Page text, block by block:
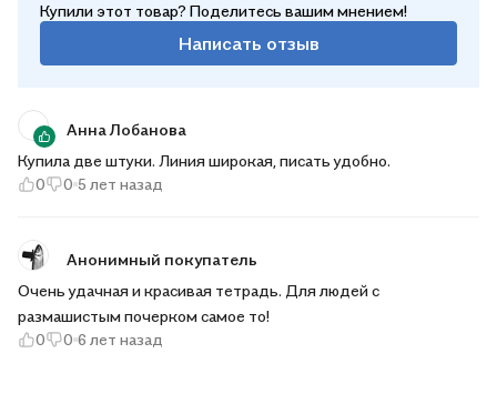
Купили этот товар? Поделитесь вашим мнением!
Написать отзыв
Анна Лобанова
Купила две штуки. Линия широкая, писать удобно.
0
0 5 лет назад
Анонимный покупатель
Очень удачная и красивая тетрадь. Для людей с
размашистым почерком самое то!
0
0 6 лет назад